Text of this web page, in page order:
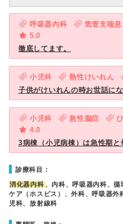
呼吸器内科 気管支喘息
5.0
徹底してます。
小児科 熱性けいれん
子供がけいれんの時お世話に
小児科 急性脳症
4.0
3病棟（小児病棟）は急性期と
診療科目：
消化器内科 、内科、呼吸器内科、
ケア（ホスピス）、外科、呼吸器
児科、放射線科